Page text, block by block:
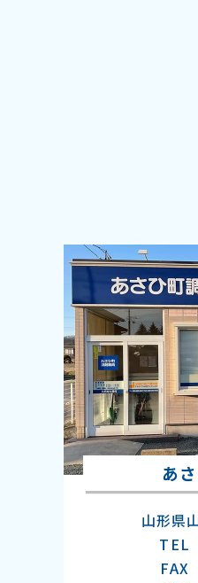
あ
山形県
TEL